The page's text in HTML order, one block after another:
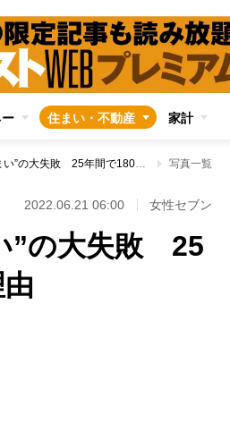
住まい・不動産 家計
松本明子が明かす“実家じまい”の大失敗 25年間で1800万円超かかった理由 写真一覧
2022.06.21 06:00 女性セブン
”の大失敗 25